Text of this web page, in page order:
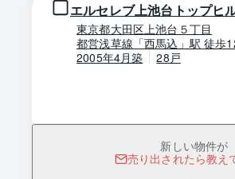
エルセレブ上池台トップヒ
東京都大田区上池台５丁目
都営浅草線「西馬込」駅 徒歩
2005年4月築
28戸
新しい物件が
売り出されたら教え